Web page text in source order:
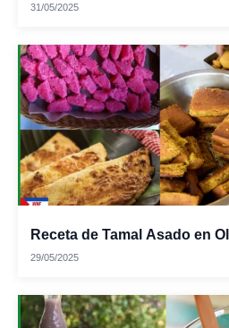
31/05/2025
Receta de Tamal Asado en
29/05/2025